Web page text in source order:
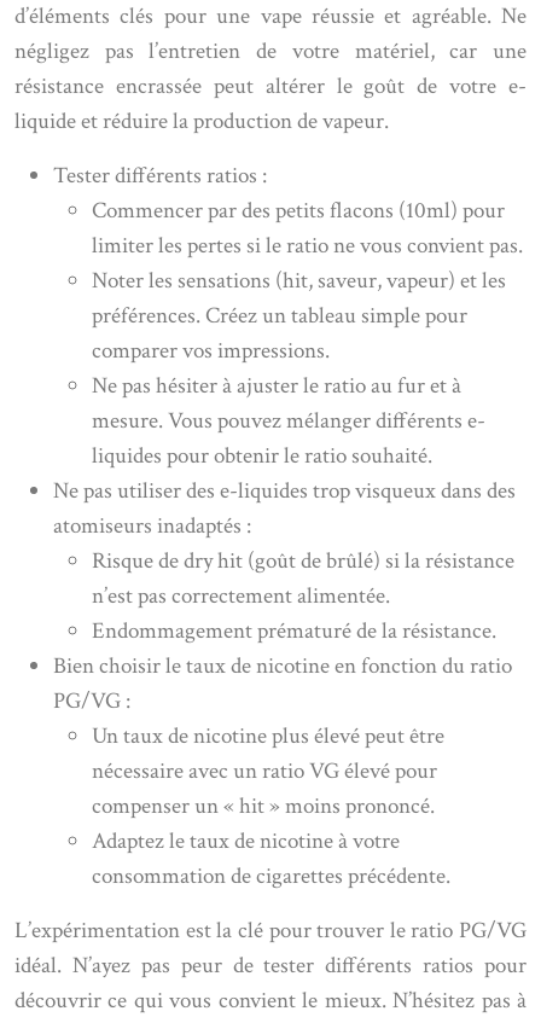
d’éléments clés pour une vape réussie et agréable. Ne
négligez pas l’entretien de votre matériel, car une
résistance encrassée peut altérer le goût de votre e-
liquide et réduire la production de vapeur.
Tester différents ratios :
Commencer par des petits flacons (10ml) pour
limiter les pertes si le ratio ne vous convient pas.
Noter les sensations (hit, saveur, vapeur) et les
préférences. Créez un tableau simple pour
comparer vos impressions.
Ne pas hésiter à ajuster le ratio au fur et à
mesure. Vous pouvez mélanger différents e-
liquides pour obtenir le ratio souhaité.
Ne pas utiliser des e-liquides trop visqueux dans des
atomiseurs inadaptés :
Risque de dry hit (goût de brûlé) si la résistance
n’est pas correctement alimentée.
Endommagement prématuré de la résistance.
Bien choisir le taux de nicotine en fonction du ratio
PG/VG :
Un taux de nicotine plus élevé peut être
nécessaire avec un ratio VG élevé pour
compenser un « hit » moins prononcé.
Adaptez le taux de nicotine à votre
consommation de cigarettes précédente.
L’expérimentation est la clé pour trouver le ratio PG/VG
idéal. N’ayez pas peur de tester différents ratios pour
découvrir ce qui vous convient le mieux. N’hésitez pas à